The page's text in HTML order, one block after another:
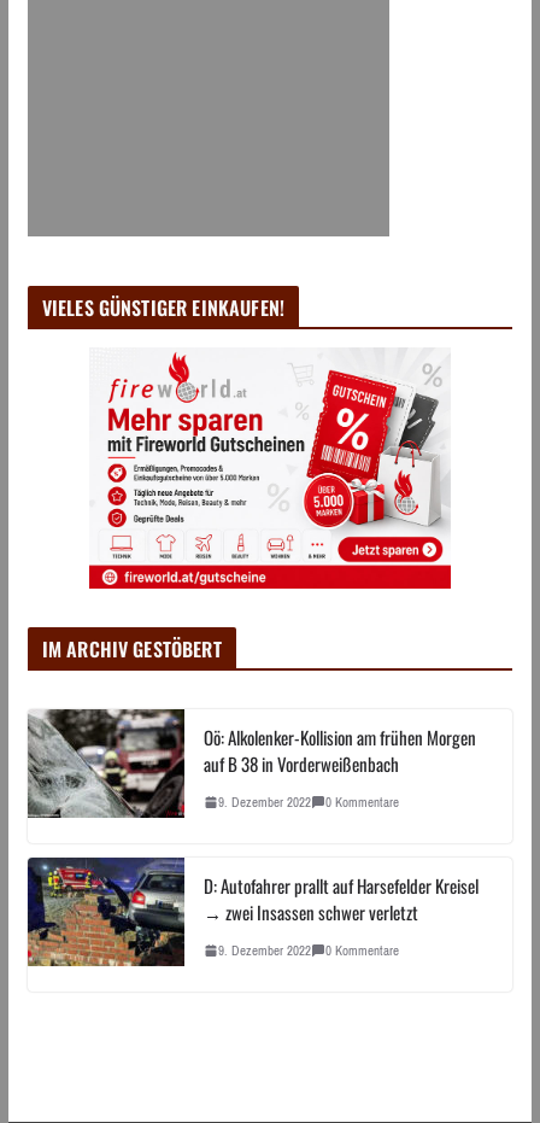
VIELES GÜNSTIGER EINKAUFEN!
IM ARCHIV GESTÖBERT
Oö: Alkolenker-Kollision am frühen Morgen
auf B 38 in Vorderweißenbach
9. Dezember 2022 0 Kommentare
D: Autofahrer prallt auf Harsefelder Kreisel
→ zwei Insassen schwer verletzt
9. Dezember 2022 0 Kommentare